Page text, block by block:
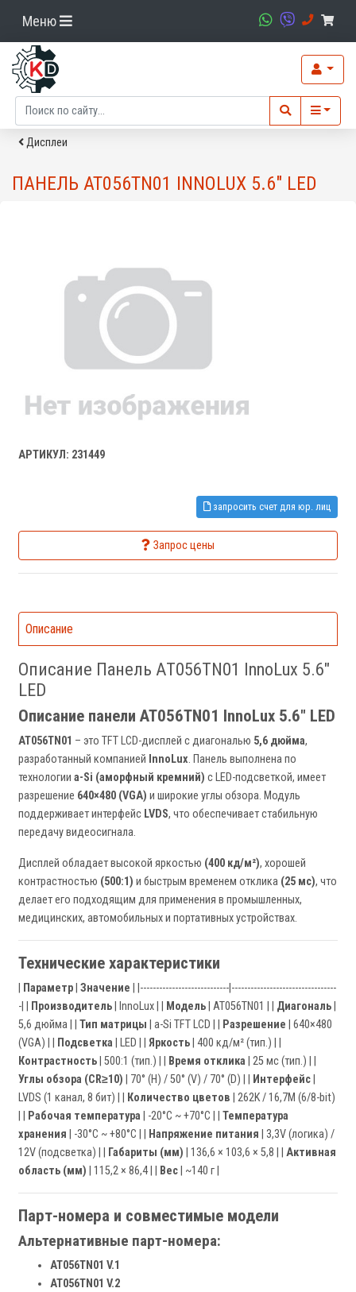
Меню
Дисплеи
ПАНЕЛЬ AT056TN01 INNOLUX 5.6" LED
АРТИКУЛ: 231449
запросить счет для юр. лиц
Запрос цены
Описание
Описание Панель AT056TN01 InnoLux 5.6"
LED
Описание панели AT056TN01 InnoLux 5.6" LED
AT056TN01 – это TFT LCD-дисплей с диагональю 5,6 дюйма,
разработанный компанией InnoLux. Панель выполнена по
технологии a-Si (аморфный кремний) с LED-подсветкой, имеет
разрешение 640×480 (VGA) и широкие углы обзора. Модуль
поддерживает интерфейс LVDS, что обеспечивает стабильную
передачу видеосигнала.
Дисплей обладает высокой яркостью (400 кд/м²), хорошей
контрастностью (500:1) и быстрым временем отклика (25 мс), что
делает его подходящим для применения в промышленных,
медицинских, автомобильных и портативных устройствах.
Технические характеристики
Параметр Значение | |----------------------------|---------------------------------
-| |
Производитель | InnoLux | | Модель | AT056TN01 | | Диагональ
5,6 дюйма | | Тип матрицы | a-Si TFT LCD | | Разрешение | 640×480
(VGA) | |
Подсветка | LED | | Яркость | 400 кд/м² (тип.) | |
Контрастность | 500:1 (тип.) | | Время отклика | 25 мс (тип.) | |
Углы обзора (CR≥10) | 70° (H) / 50° (V) / 70° (D) | | Интерфейс
LVDS (1 канал, 8 бит) | |
Количество цветов | 262K / 16,7M (6/8-bit)
Рабочая температура | -20°C ~ +70°C | | Температура
хранения | -30°C ~ +80°C | | Напряжение питания | 3,3V (логика) /
12V (подсветка) | |
Габариты (мм) | 136,6 × 103,6 × 5,8 | | Активная
область (мм) | 115,2 × 86,4 | | Вес | ~140 г |
Парт-номера и совместимые модели
Альтернативные парт-номера:
AT056TN01 V.1
AT056TN01 V.2